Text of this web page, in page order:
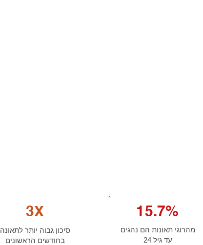
3X
סיכון גבוה יותר לתאונה
בחודשים הראשונים
15.7%
מהרוגי תאונות הם נהגים
עד גיל 24